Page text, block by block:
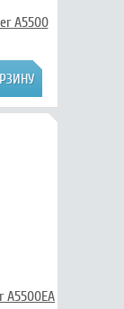
A5500
A5500EA